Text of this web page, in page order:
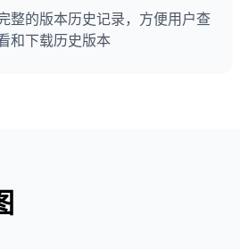
整的版本历史记录，方便用户查
和下载历史版本